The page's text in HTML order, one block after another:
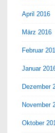
April 2016
März 2016
Februar
Januar
Dezember
November
Oktober